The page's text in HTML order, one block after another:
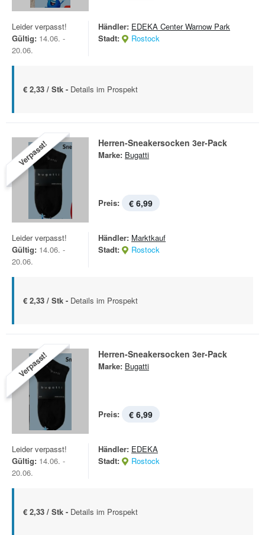
Leider verpasst!
Gültig: 14.06. -
20.06.
Händler: EDEKA Center Warnow Park
Stadt:
Rostock
€ 2,33 / Stk - Details im Prospekt
Verpasst! Herren-Sneakersocken 3er-Pack
Marke: Bugatti
Preis: € 6,99
Leider verpasst!
Gültig: 14.06. -
20.06.
Händler: Marktkauf
Stadt:
Rostock
€ 2,33 / Stk - Details im Prospekt
Verpasst! Herren-Sneakersocken 3er-Pack
Marke: Bugatti
Preis: € 6,99
Leider verpasst!
Gültig: 14.06. -
20.06.
Händler: EDEKA
Stadt:
Rostock
€ 2,33 / Stk - Details im Prospekt